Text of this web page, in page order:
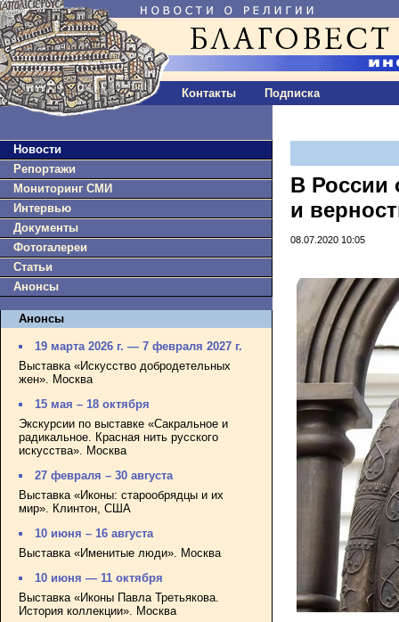
Контакты Подписка
Новости
Репортажи
Мониторинг СМИ
Интервью
Документы
Фотогалереи
Статьи
Анонсы
Анонсы
19 марта 2026 г. — 7 февраля 2027 г.
Выставка «Искусство добродетельных
жен». Москва
15 мая – 18 октября
Экскурсии по выставке «Сакральное и
радикальное. Красная нить русского
искусства». Москва
27 февраля – 30 августа
Выставка «Иконы: старообрядцы и их
мир». Клинтон, США
10 июня – 16 августа
Выставка «Именитые люди». Москва
10 июня — 11 октября
Выставка «Иконы Павла Третьякова.
История коллекции». Москва
В России
и
08.07.2020 10:05